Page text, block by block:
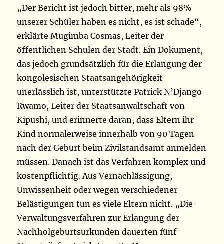
„Der Bericht ist jedoch bitter, mehr als 98%
unserer Schüler haben es nicht, es ist schade“,
erklärte Mugimba Cosmas, Leiter der
öffentlichen Schulen der Stadt. Ein Dokument,
das jedoch grundsätzlich für die Erlangung der
kongolesischen Staatsangehörigkeit
unerlässlich ist, unterstützte Patrick N’Django
Rwamo, Leiter der Staatsanwaltschaft von
Kipushi, und erinnerte daran, dass Eltern ihr
Kind normalerweise innerhalb von 90 Tagen
nach der Geburt beim Zivilstandsamt anmelden
müssen. Danach ist das Verfahren komplex und
kostenpflichtig. Aus Vernachlässigung,
Unwissenheit oder wegen verschiedener
Belästigungen tun es viele Eltern nicht. „Die
Verwaltungsverfahren zur Erlangung der
Nachholgeburtsurkunden dauerten fünf